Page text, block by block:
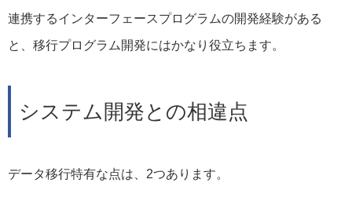
連携するインターフェースプログラムの開発経験がある
と、移行プログラム開発にはかなり役立ちます。
システム開発との相違点
データ移行特有な点は、2つあります。